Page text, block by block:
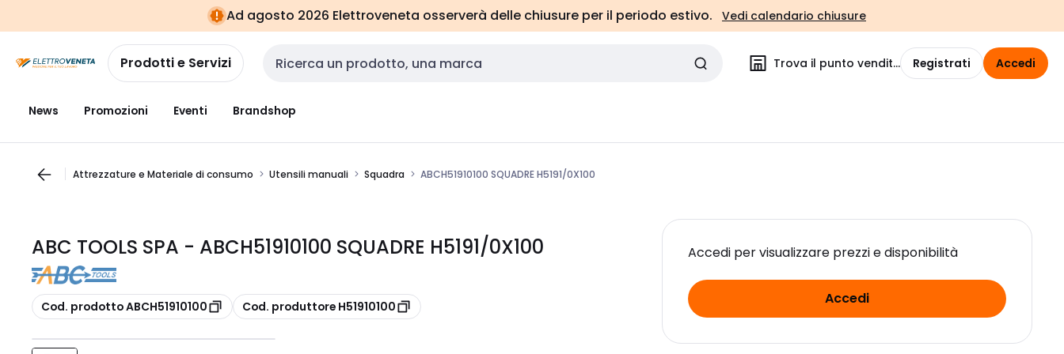
navigazionealla
pagina
Ad agosto 2026 Elettroveneta osserverà delle chiusure per il periodo estivo. Vedi calendario chiusure
Prodotti e Servizi Cerca input Trova il punto vendita Registrati Accedi
News Promozioni Eventi Brandshop
Attrezzature e Materiale di consumo Utensili manuali Squadra ABCH51910100 SQUADRE H5191/0X100
ABC TOOLS SPA - ABCH51910100 SQUADRE H5191/0X100
copia
Cod. prodotto ABCH51910100 copia
Cod. produttore H51910100
Accedi per visualizzare prezzi e disponibilità
Accedi